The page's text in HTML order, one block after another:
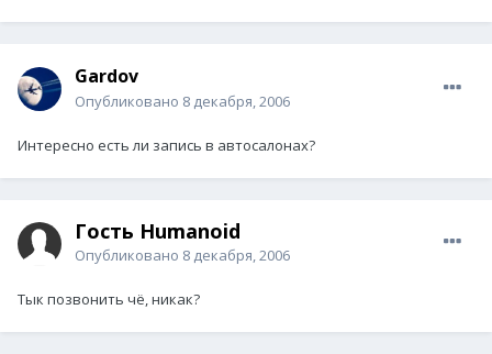
Gardov
Опубликовано 8 декабря, 2006
Интересно есть ли запись в автосалонах?
Гость Humanoid
Опубликовано 8 декабря, 2006
Тык позвонить чё, никак?